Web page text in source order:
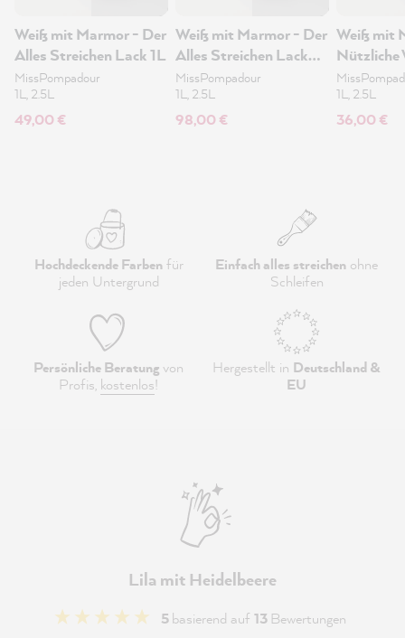
Weiß mit Marmor - Der
Alles Streichen Lack 1L
MissPompadour
1L, 2.5L
49,00 €
Weiß mit Marmor - Der
Alles Streichen Lack
2.5L
MissPompadour
1L, 2.5L
98,00 €
Weiß mit
Nützliche
1L
1L, 2.5L
36,00 €
Hochdeckende Farbenfür
jeden Untergrund
Einfach alles streichen ohne
Schleifen
Persönliche Beratungvon
Profis, kostenlos!
Hergestellt in Deutschland &
EU
Lila mit Heidelbeere
5basierend auf 13 Bewertungen